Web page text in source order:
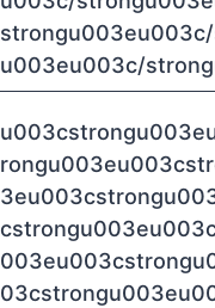
u003eu003c/